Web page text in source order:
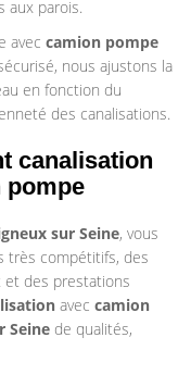
aux parois.
avec camion pompe
nous ajustons la
en fonction du
des canalisations.
canalisation
pompe
sur Seine, vous
très compétitifs, des
et des prestations
avec camion
Seine de qualités,